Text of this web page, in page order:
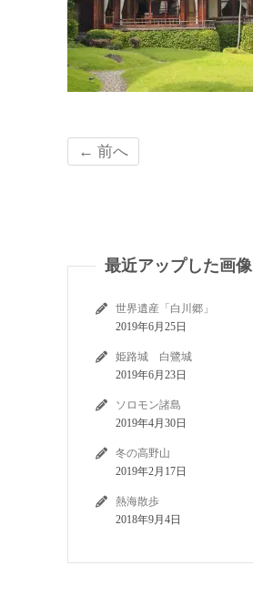
← 前へ
最近アップした画像
世界遺産「白川郷」
2019年6月25日
姫路城 白鷺城
2019年6月23日
ソロモン諸島
2019年4月30日
冬の高野山
2019年2月17日
熱海散歩
2018年9月4日